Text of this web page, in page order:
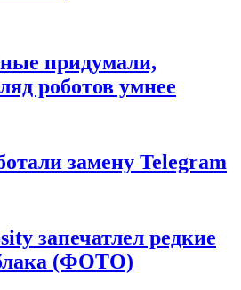
придумали,
роботов умнее
замену Telegram
запечатлел редкие
(ФОТО)